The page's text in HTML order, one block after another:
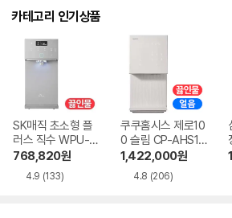
카테고리 인기상품
SK매직 초소형 플
러스 직수 WPU-J
AC115SNS
768,820원
4.9 (133)
쿠쿠홈시스 제로10
0 슬림 CP-AHS10
0HEW
1,422,000원
4.8 (206)